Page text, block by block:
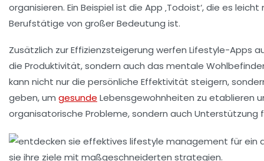
organisieren. Ein Beispiel ist die App ‚Todoist‘, die es
Berufstätige von großer Bedeutung ist.
Zusätzlich zur Effizienzsteigerung werfen Lifestyle-Apps
die Produktivität, sondern auch das mentale
kann nicht nur die persönliche Effektivität steigern,
geben, um gesunde Lebensgewohnheiten zu etablieren
organisatorische Probleme, sondern auch Unterstützung